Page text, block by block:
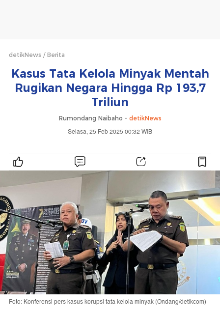
detikNews Berita
Kasus Tata Kelola Minyak Mentah
Rugikan Negara Hingga Rp 193,7
Triliun
Rumondang Naibaho - detikNews
Selasa, 25 Feb 2025 00:32 WIB
Foto: Konferensi pers kasus korupsi tata kelola minyak (Ondang/detikcom)